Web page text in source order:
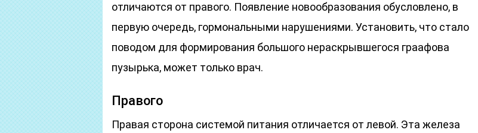
отличаются от правого. Появление новообразования обусловлено, в
первую очередь, гормональными нарушениями. Установить, что стало
поводом для формирования большого нераскрывшегося граафова
пузырька, может только врач.
Правого
Правая сторона системой питания отличается от левой. Эта железа